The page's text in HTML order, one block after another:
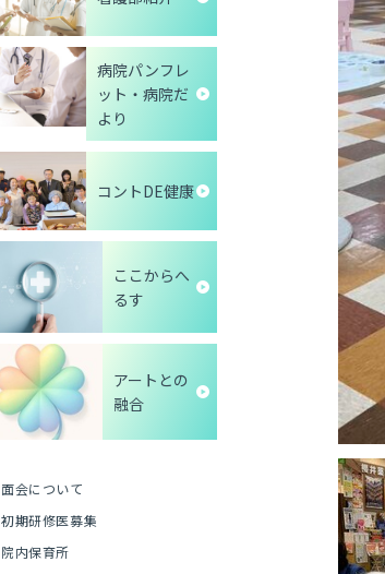
病院パンフレ
ット・病院だ
より
コントDE健康
ここからへ
るす
アートとの
融合
面会について
初期研修医募集
院内保育所